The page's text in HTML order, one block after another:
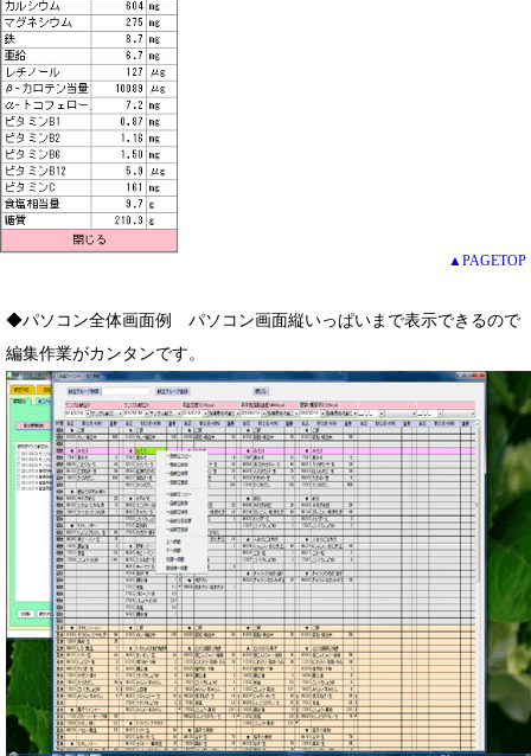
▲PAGETOP
◆パソコン全体画面例 パソコン画面縦いっぱいまで表示できるので
編集作業がカンタンです。